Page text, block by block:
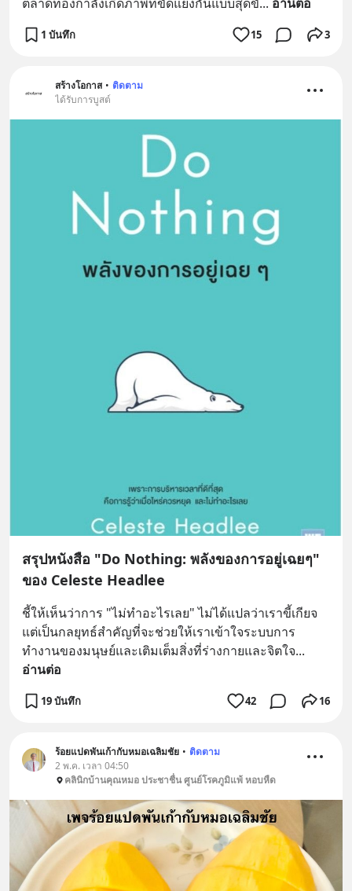
1 บันทึก 15 3
สร้างโอกาส • ติดตาม
ได้รับการบูสต์
สรุปหนังสือ "Do Nothing: พลังของการอยู่เฉยๆ"
ของ Celeste Headlee
ชี้ให้เห็นว่าการ "ไม่ทำอะไรเลย" ไม่ได้แปลว่าเราขี้เกียจ
แต่เป็นกลยุทธ์สำคัญที่จะช่วยให้เราเข้าใจระบบการ
ทำงานของมนุษย์และเติมเต็มสิ่งที่ร่างกายและจิตใจ
อ่านต่อ
19 บันทึก 42 16
ร้อยแปดพันเก้ากับหมอเฉลิมชัย • ติดตาม
2 พ.ค. เวลา 04:50
คลินิกบ้านคุณหมอ ประชาชื่น ศูนย์โรคภูมิแพ้ หอบหืด